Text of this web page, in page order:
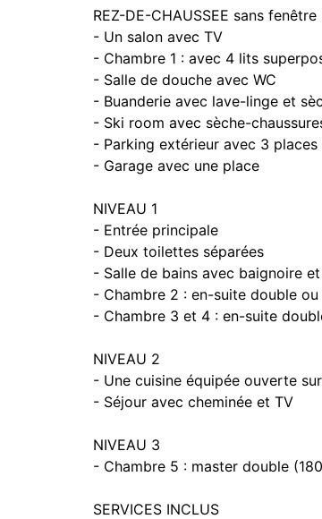
REZ-DE-CHAUSSEE sans fenêtre
- Un salon avec TV
- Chambre 1 : avec 4 lits
- Salle de douche avec WC
- Buanderie avec lave-linge et
- Ski room avec sèche-
- Parking extérieur avec 3 places
- Garage avec une place
NIVEAU 1
- Entrée principale
- Deux toilettes séparées
- Salle de bains avec baignoire
- Chambre 2 : en-suite double
- Chambre 3 et 4 : en-suite
NIVEAU 2
- Une cuisine équipée ouverte
- Séjour avec cheminée et TV
NIVEAU 3
- Chambre 5 : master double
SERVICES INCLUS